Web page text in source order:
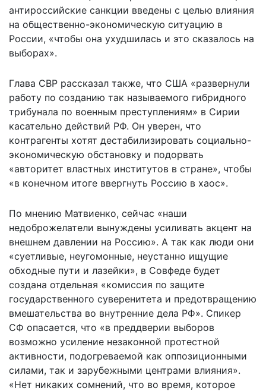
антироссийские санкции введены с целью влияния
на общественно-экономическую ситуацию в
России, «чтобы она ухудшилась и это сказалось на
выборах».
Глава СВР рассказал также, что США «развернули
работу по созданию так называемого гибридного
трибунала по военным преступлениям» в Сирии
касательно действий РФ. Он уверен, что
контрагенты хотят дестабилизировать социально-
экономическую обстановку и подорвать
«авторитет властных институтов в стране», чтобы
«в конечном итоге ввергнуть Россию в хаос».
По мнению Матвиенко, сейчас «наши
недоброжелатели вынуждены усиливать акцент на
внешнем давлении на Россию». А так как люди они
«суетливые, неугомонные, неустанно ищущие
обходные пути и лазейки», в Совфеде будет
создана отдельная «комиссия по защите
государственного суверенитета и предотвращению
вмешательства во внутренние дела РФ». Спикер
СФ опасается, что «в преддверии выборов
возможно усиление незаконной протестной
активности, подогреваемой как оппозиционными
силами, так и зарубежными центрами влияния».
«Нет никаких сомнений, что во время, которое